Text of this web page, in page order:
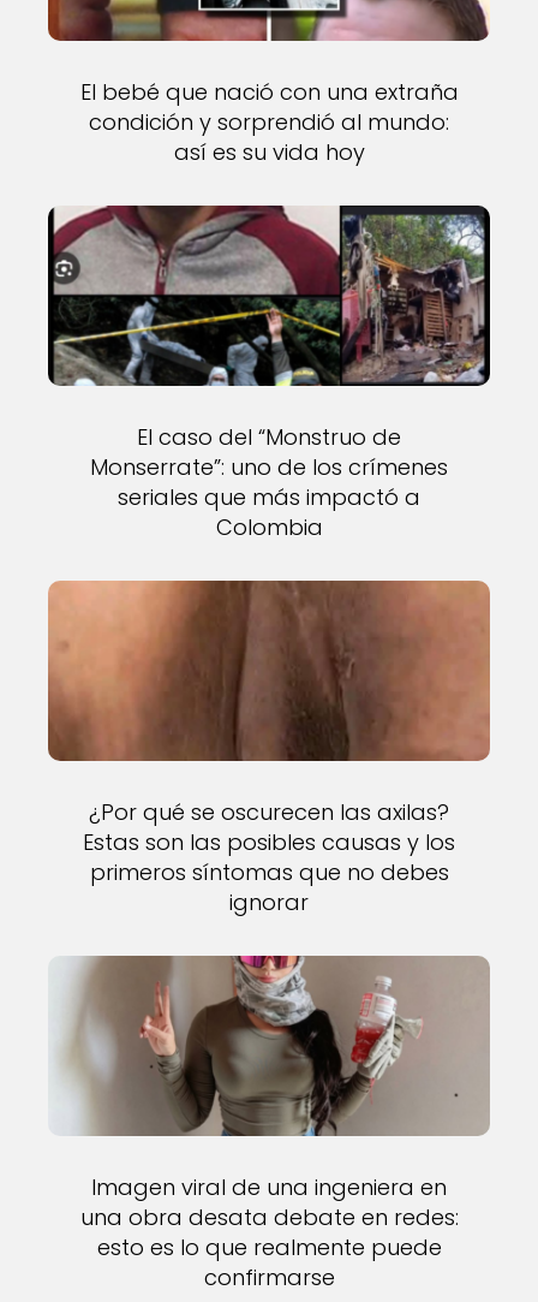
El bebé que nació con una extraña
condición y sorprendió al mundo:
así es su vida hoy
El caso del “Monstruo de
Monserrate”: uno de los crímenes
seriales que más impactó a
Colombia
¿Por qué se oscurecen las axilas?
Estas son las posibles causas y los
primeros síntomas que no debes
ignorar
Imagen viral de una ingeniera en
una obra desata debate en redes:
esto es lo que realmente puede
confirmarse